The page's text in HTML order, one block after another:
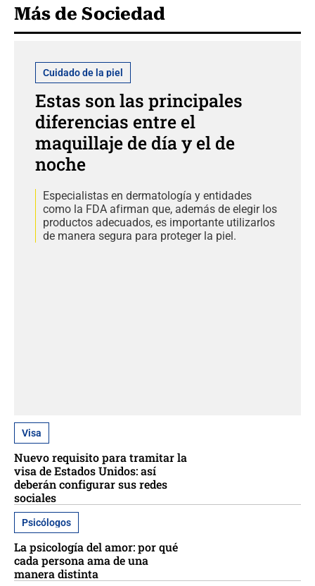
Más de Sociedad
Cuidado de la piel
Estas son las principales
diferencias entre el
maquillaje de día y el de
noche
Especialistas en dermatología y entidades
como la FDA afirman que, además de elegir los
productos adecuados, es importante utilizarlos
de manera segura para proteger la piel.
Visa
Nuevo requisito para tramitar la
visa de Estados Unidos: así
deberán configurar sus redes
sociales
Psicólogos
La psicología del amor: por qué
cada persona ama de una
manera distinta